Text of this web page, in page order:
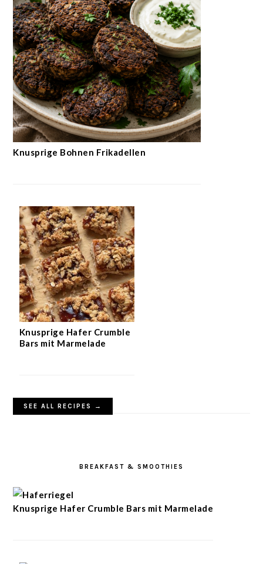
Knusprige Bohnen Frikadellen
Knusprige Hafer Crumble
Bars mit Marmelade
SEE ALL RECIPES →
BREAKFAST & SMOOTHIES
Knusprige Hafer Crumble Bars mit Marmelade